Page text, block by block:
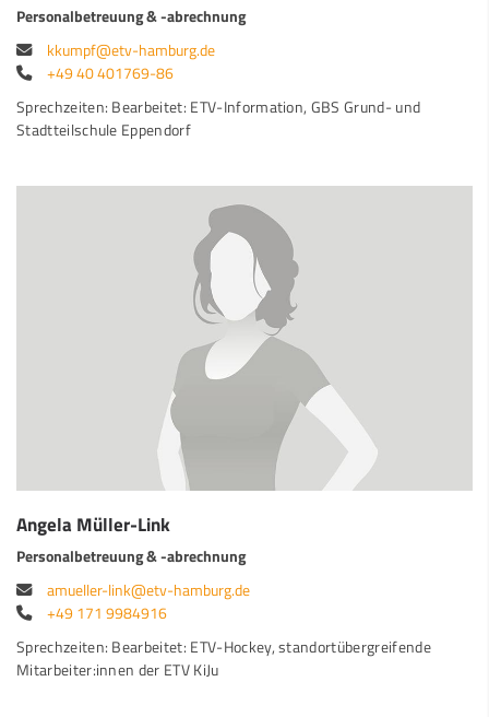
Personalbetreuung & -abrechnung
kkumpf@etv-hamburg.de
+49 40 401769-86
Sprechzeiten: Bearbeitet: ETV-Information, GBS Grund- und
Stadtteilschule Eppendorf
Angela Müller-Link
Personalbetreuung & -abrechnung
amueller-link@etv-hamburg.de
+49 171 9984916
Sprechzeiten: Bearbeitet: ETV-Hockey, standortübergreifende
Mitarbeiter:innen der ETV KiJu